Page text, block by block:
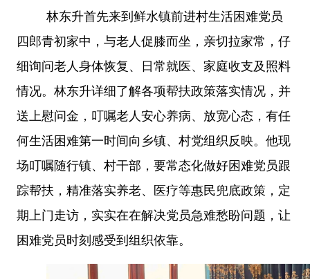
林东升首先来到鲜水镇前进村生活困难党员
四郎青初家中，与老人促膝而坐，亲切拉家常，仔
细询问老人身体恢复、日常就医、家庭收支及照料
情况。林东升详细了解各项帮扶政策落实情况，并
送上慰问金，叮嘱老人安心养病、放宽心态，有任
何生活困难第一时间向乡镇、村党组织反映。他现
场叮嘱随行镇、村干部，要常态化做好困难党员跟
踪帮扶，精准落实养老、医疗等惠民兜底政策，定
期上门走访，实实在在解决党员急难愁盼问题，让
困难党员时刻感受到组织依靠。